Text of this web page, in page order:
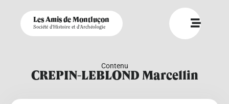
Les Amis de Montluçon
Société d'Histoire et d'Archéologie
Contenu
CREPIN-LEBLOND Marcellin